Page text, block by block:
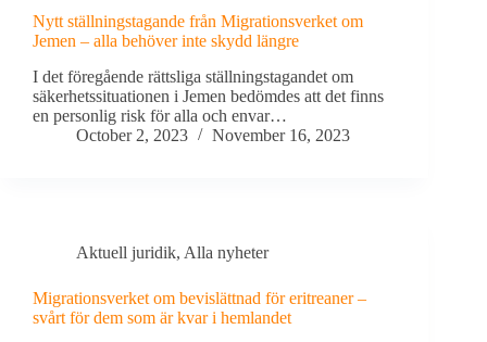
Nytt ställningstagande från Migrationsverket om
Jemen – alla behöver inte skydd längre
I det föregående rättsliga ställningstagandet om
säkerhetssituationen i Jemen bedömdes att det finns
en personlig risk för alla och envar…
October 2, 2023
November 16, 2023
Aktuell juridik, Alla nyheter
Migrationsverket om bevislättnad för eritreaner –
svårt för dem som är kvar i hemlandet